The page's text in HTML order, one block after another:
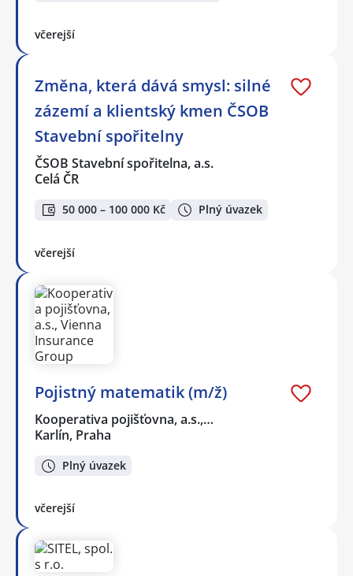
včerejší
Změna, která dává smysl: silné
zázemí a klientský kmen ČSOB
Stavební spořitelny
ČSOB Stavební spořitelna, a.s.
Celá ČR
50 000 – 100 000 Kč Plný úvazek
včerejší
Pojistný matematik (m/ž)
Kooperativa pojišťovna, a.s.,…
Karlín, Praha
Plný úvazek
včerejší